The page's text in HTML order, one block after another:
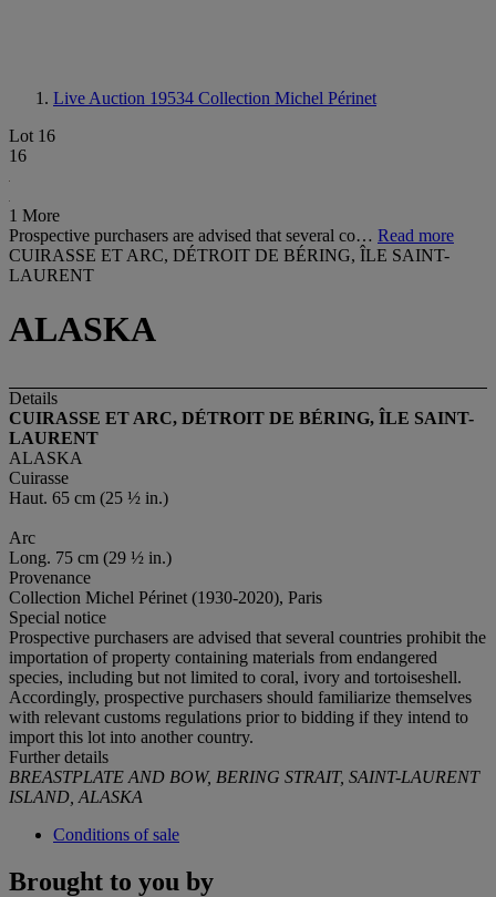
Live Auction 19534 Collection Michel Périnet
Lot 16
16
1 More
Prospective purchasers are advised that several co… Read more
CUIRASSE ET ARC, DÉTROIT DE BÉRING, ÎLE SAINT-
LAURENT
ALASKA
Details
CUIRASSE ET ARC, DÉTROIT DE BÉRING, ÎLE SAINT-
LAURENT
ALASKA
Cuirasse
Haut. 65 cm (25 ½ in.)
Arc
Long. 75 cm (29 ½ in.)
Provenance
Collection Michel Périnet (1930-2020), Paris
Special notice
Prospective purchasers are advised that several countries prohibit the
importation of property containing materials from endangered
species, including but not limited to coral, ivory and tortoiseshell.
Accordingly, prospective purchasers should familiarize themselves
with relevant customs regulations prior to bidding if they intend to
import this lot into another country.
Further details
BREASTPLATE AND BOW, BERING STRAIT, SAINT-LAURENT
ISLAND, ALASKA
Conditions of sale
Brought to you by